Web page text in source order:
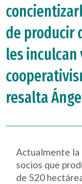
de producir
les inculcan
resalta
Actualmente la
socios que
de 520